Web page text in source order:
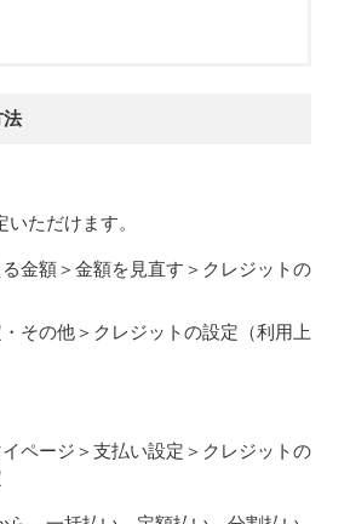
法
ただけます。
金額＞金額を見直す＞クレジットの
その他＞クレジットの設定（利用上
ページ＞支払い設定＞クレジットの